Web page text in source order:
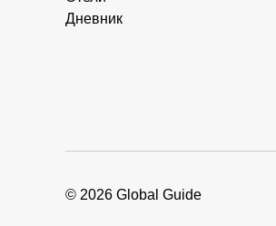
Дневник
© 2026 Global Guide